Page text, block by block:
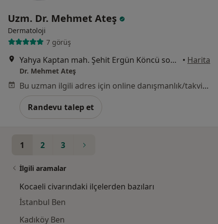
Uzm. Dr. Mehmet Ateş
Dermatoloji
7 görüş
Yahya Kaptan mah. Şehit Ergün Köncü sok. No: 9 D:3, Kocaeli • Harita
Dr. Mehmet Ateş
Bu uzman ilgili adres için online danışmanlık/takvim sunmuyor.
Randevu talep et
1 2 3
İlgili aramalar
Kocaeli civarındaki ilçelerden bazıları
İstanbul Ben
Kadıköy Ben